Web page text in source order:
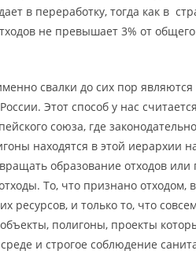
в переработку, тогда как в
не превышает 3% от
свалки до сих пор
Этот способ у нас
союза, где
находятся в этой иерархии
образование отходов
То, что признано отходом,
ресурсов, и только то, что
полигоны, проекты
и строгое соблюдение